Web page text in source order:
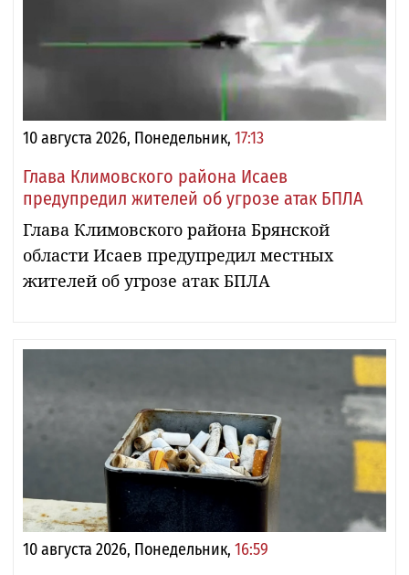
10 августа 2026, Понедельник, 17:13
Глава Климовского района Исаев
предупредил жителей об угрозе атак БПЛА
Глава Климовского района Брянской
области Исаев предупредил местных
жителей об угрозе атак БПЛА
10 августа 2026, Понедельник, 16:59